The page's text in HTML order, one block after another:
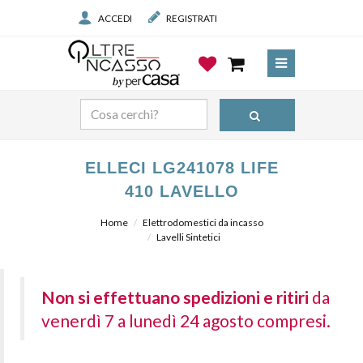
ACCEDI REGISTRATI
ELLECI LG241078 LIFE
410 LAVELLO
Home
Elettrodomestici da incasso
Lavelli Sintetici
Non si effettuano spedizioni e ritiri da
venerdì 7 a lunedì 24 agosto compresi.